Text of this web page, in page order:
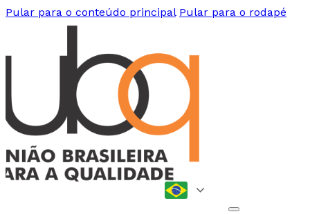
Pular para o conteúdo principal Pular para o rodapé